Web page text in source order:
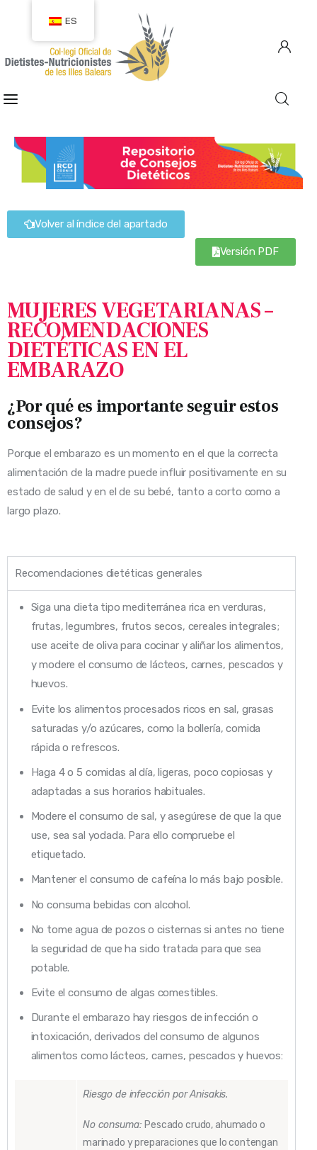
COLEGIADOS
EMPLEO
CIUDADANÍA
Volver al índice del apartado
Versión PDF
MUJERES VEGETARIANAS –
RECOMENDACIONES
DIETÉTICAS EN EL
EMBARAZO
¿Por qué es importante seguir estos
consejos?
Porque el embarazo es un momento en el que la correcta
alimentación de la madre puede influir positivamente en su
estado de salud y en el de su bebé, tanto a corto como a
largo plazo.
Recomendaciones dietéticas generales
Siga una dieta tipo mediterránea rica en verduras,
frutas, legumbres, frutos secos, cereales integrales;
use aceite de oliva para cocinar y aliñar los alimentos,
y modere el consumo de lácteos, carnes, pescados y
huevos.
Evite los alimentos procesados ricos en sal, grasas
saturadas y/o azúcares, como la bollería, comida
rápida o refrescos.
Haga 4 o 5 comidas al día, ligeras, poco copiosas y
adaptadas a sus horarios habituales.
Modere el consumo de sal, y asegúrese de que la que
use, sea sal yodada. Para ello compruebe el
etiquetado.
Mantener el consumo de cafeína lo más bajo posible.
No consuma bebidas con alcohol.
No tome agua de pozos o cisternas si antes no tiene
la seguridad de que ha sido tratada para que sea
potable.
Evite el consumo de algas comestibles.
Durante el embarazo hay riesgos de infección o
intoxicación, derivados del consumo de algunos
alimentos como lácteos, carnes, pescados y huevos:
Riesgo de infección por Anisakis.
No consuma: Pescado crudo, ahumado o
marinado y preparaciones que lo contengan
ES